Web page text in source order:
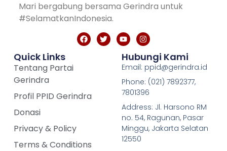
Mari bergabung bersama Gerindra untuk
#SelamatkanIndonesia.
Quick Links
Tentang Partai
Gerindra
Profil PPID Gerindra
Donasi
Privacy & Policy
Terms & Conditions
Hubungi Kami
Email: ppid@gerindra.id
Phone: (021) 7892377,
7801396
Address: Jl. Harsono RM
no. 54, Ragunan, Pasar
Minggu, Jakarta Selatan
12550